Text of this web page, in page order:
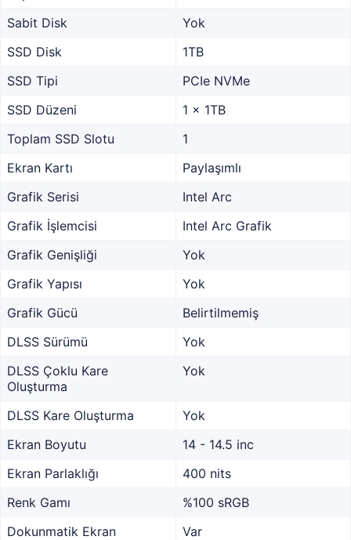
Sabit Disk
Yok
SSD Disk
1TB
SSD Tipi
PCIe NVMe
SSD Düzeni
1 x 1TB
Toplam SSD Slotu
1
Ekran Kartı
Paylaşımlı
Grafik Serisi
Intel Arc
Grafik İşlemcisi
Intel Arc Grafik
Grafik Genişliği
Yok
Grafik Yapısı
Yok
Grafik Gücü
Belirtilmemiş
DLSS Sürümü
Yok
DLSS Çoklu Kare
Oluşturma
Yok
DLSS Kare Oluşturma
Yok
Ekran Boyutu
14 - 14.5 inc
Ekran Parlaklığı
400 nits
Renk Gamı
%100 sRGB
Dokunmatik Ekran
Var